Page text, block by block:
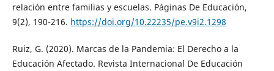
relación entre familias y escuelas. Páginas De Educación,
9(2), 190-216. https://doi.org/10.22235/pe.v9i2.1298
Ruiz, G. (2020). Marcas de la Pandemia: El Derecho a la
Educación Afectado. Revista Internacional De Educación